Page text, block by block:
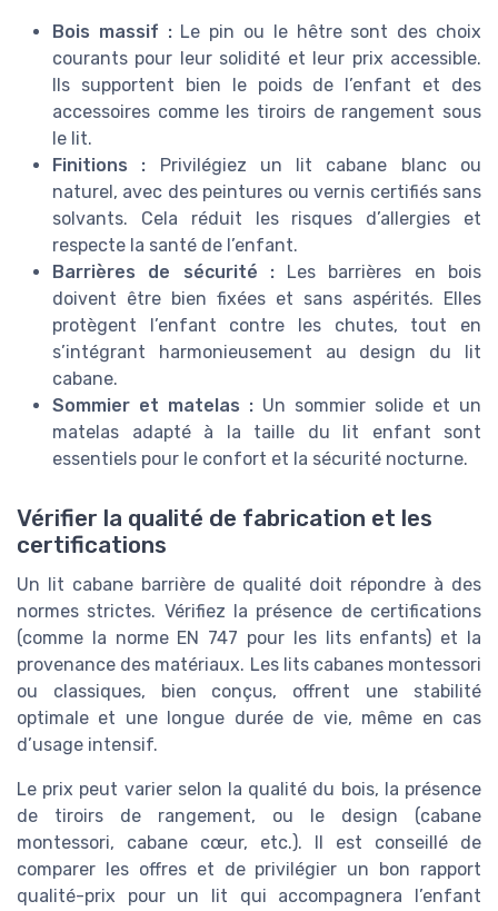
Bois massif :Le pin ou le hêtre sont des choix
courants pour leur solidité et leur prix accessible.
Ils supportent bien le poids de l’enfant et des
accessoires comme les tiroirs de rangement sous
le lit.
Finitions : Privilégiez un lit cabane blanc ou
naturel, avec des peintures ou vernis certifiés sans
solvants. Cela réduit les risques d’allergies et
respecte la santé de l’enfant.
Barrières de sécurité :Les barrières en bois
doivent être bien fixées et sans aspérités. Elles
protègent l’enfant contre les chutes, tout en
s’intégrant harmonieusement au design du lit
cabane.
Sommier et matelas : Un sommier solide et un
matelas adapté à la taille du lit enfant sont
essentiels pour le confort et la sécurité nocturne.
Vérifier la qualité de fabrication et les
certifications
Un lit cabane barrière de qualité doit répondre à des
normes strictes. Vérifiez la présence de certifications
(comme la norme EN 747 pour les lits enfants) et la
provenance des matériaux. Les lits cabanes montessori
ou classiques, bien conçus, offrent une stabilité
optimale et une longue durée de vie, même en cas
d’usage intensif.
Le prix peut varier selon la qualité du bois, la présence
de tiroirs de rangement, ou le design (cabane
montessori, cabane cœur, etc.). Il est conseillé de
comparer les offres et de privilégier un bon rapport
qualité-prix pour un lit qui accompagnera l’enfant